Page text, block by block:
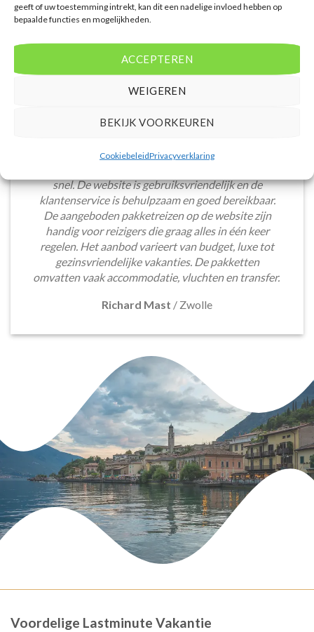
geeft of uw toestemming intrekt, kan dit een nadelige invloed hebben op
bepaalde functies en mogelijkheden.
ACCEPTEREN
WEIGEREN
BEKIJK VOORKEUREN
CookiebeleidPrivacyverklaring
Het boeken van een lastminute vakantie via
snel. De website is gebruiksvriendelijk en de
klantenservice is behulpzaam en goed bereikbaar.
De aangeboden pakketreizen op de website zijn
handig voor reizigers die graag alles in één keer
regelen. Het aanbod varieert van budget, luxe tot
gezinsvriendelijke vakanties. De pakketten
omvatten vaak accommodatie, vluchten en transfer.
Richard Mast / Zwolle
Voordelige Lastminute Vakantie